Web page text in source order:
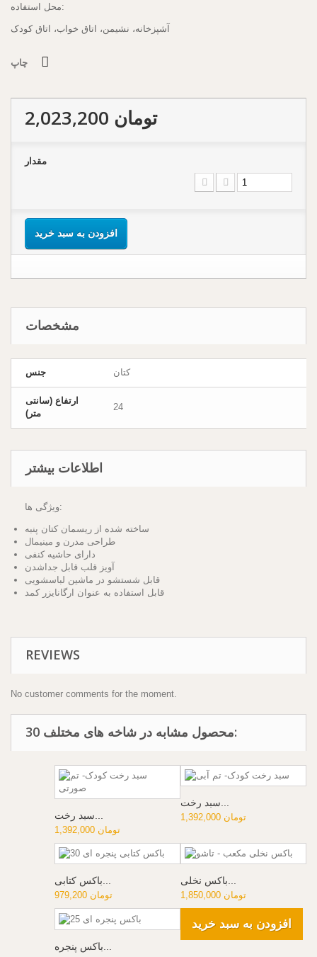
محل استفاده:
آشپزخانه، نشیمن، اتاق خواب، اتاق کودک
چاپ
2,023,200 تومان
مقدار
افزودن به سبد خرید
مشخصات
جنس کتان
ارتفاع (سانتی
متر)
24
اطلاعات بیشتر
ویژگی ها:
ساخته شده از ریسمان کتان پنبه
طراحی مدرن و مینیمال
دارای حاشیه کنفی
آویز قلب قابل جداشدن
قابل شستشو در ماشین لباسشویی
قابل استفاده به عنوان ارگانایزر کمد
REVIEWS
No customer comments for the moment.
30 محصول مشابه در شاخه های مختلف:
1,392,000 تومان
1,392,000 تومان
1,850,000 تومان
افزودن به سبد خرید
979,200 تومان